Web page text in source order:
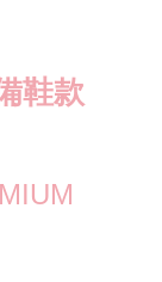
鞋款